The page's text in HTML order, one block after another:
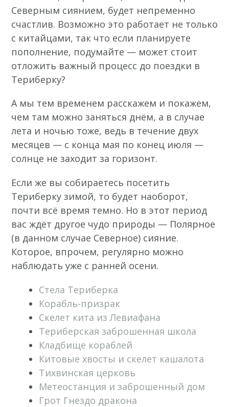
Северным сиянием, будет непременно
счастлив. Возможно это работает не только
с китайцами, так что если планируете
пополнение, подумайте — может стоит
отложить важный процесс до поездки в
Териберку?
А мы тем временем расскажем и покажем,
чем там можно заняться днём, а в случае
лета и ночью тоже, ведь в течение двух
месяцев — с конца мая по конец июля —
солнце не заходит за горизонт.
Если же вы собираетесь посетить
Териберку зимой, то будет наоборот,
почти всё время темно. Но в этот период
вас ждёт другое чудо природы — Полярное
(в данном случае Северное) сияние.
Которое, впрочем, регулярно можно
наблюдать уже с ранней осени.
Стела Териберка
Корабль-призрак
Скелет кита из Левиафана
Териберская заброшенная школа
Кладбище кораблей
Китовые хвосты и скелет кашалота
Тихвинская церковь
Метеостанция и заброшенный дом
Грот Гнездо дракона